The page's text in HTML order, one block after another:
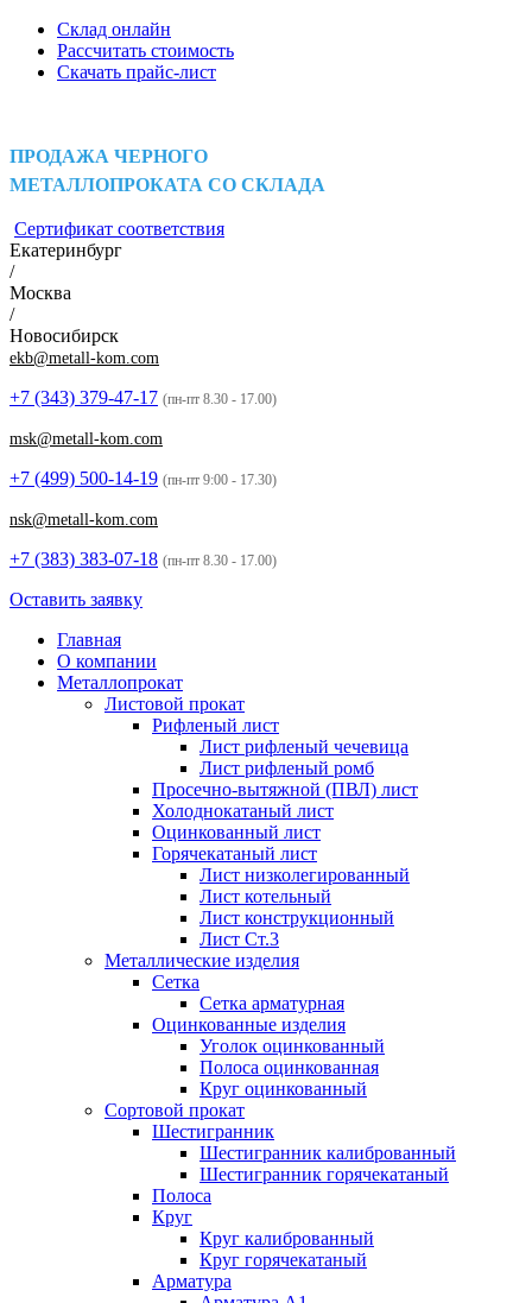
Склад онлайн
Рассчитать стоимость
Скачать прайс-лист
ПРОДАЖА ЧЕРНОГО
МЕТАЛЛОПРОКАТА СО СКЛАДА
Сертификат соответствия
Екатеринбург
/
Москва
/
Новосибирск
ekb@metall-kom.com
+7 (343) 379-47-17 (пн-пт 8.30 - 17.00)
msk@metall-kom.com
+7 (499) 500-14-19 (пн-пт 9:00 - 17.30)
nsk@metall-kom.com
+7 (383) 383-07-18 (пн-пт 8.30 - 17.00)
Оставить заявку
Главная
О компании
Металлопрокат
Листовой прокат
Рифленый лист
Лист рифленый чечевица
Лист рифленый ромб
Просечно-вытяжной (ПВЛ) лист
Холоднокатаный лист
Оцинкованный лист
Горячекатаный лист
Лист низколегированный
Лист котельный
Лист конструкционный
Лист Ст.3
Металлические изделия
Сетка
Сетка арматурная
Оцинкованные изделия
Уголок оцинкованный
Полоса оцинкованная
Круг оцинкованный
Сортовой прокат
Шестигранник
Шестигранник калиброванный
Шестигранник горячекатаный
Полоса
Круг
Круг калиброванный
Круг горячекатаный
Арматура